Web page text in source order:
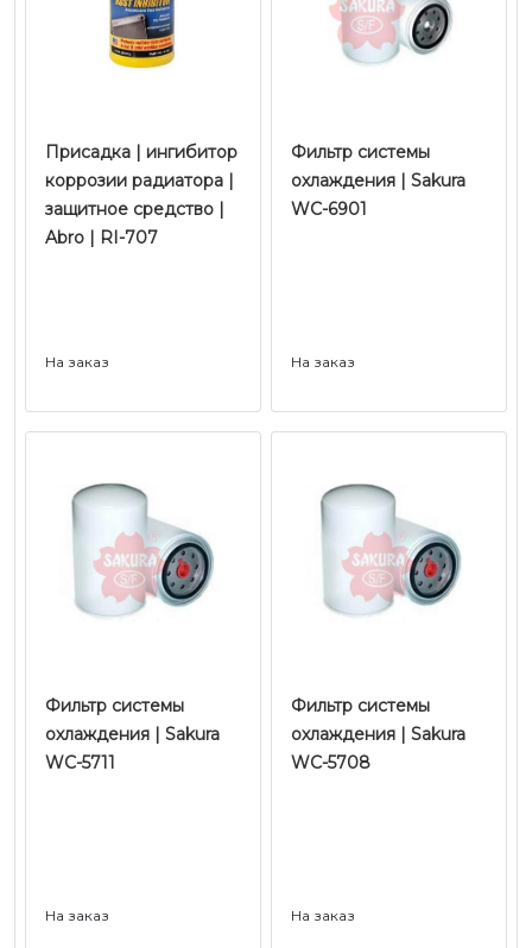
Присадка | ингибитор
коррозии радиатора |
защитное средство |
Abro | RI-707
На заказ
Фильтр системы
охлаждения | Sakura
WC-6901
На заказ
Фильтр системы
охлаждения | Sakura
WC-5711
На заказ
Фильтр системы
охлаждения | Sakura
WC-5708
На заказ